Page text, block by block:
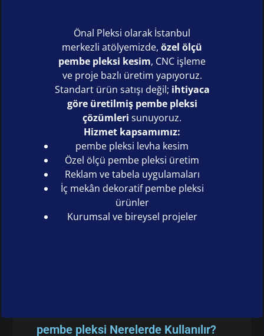
Önal Pleksi olarak İstanbul
merkezli atölyemizde, özel ölçü
pembe pleksi kesim, CNC işleme
ve proje bazlı üretim yapıyoruz.
Standart ürün satışı değil; ihtiyaca
göre üretilmiş pembe pleksi
çözümleri sunuyoruz.
Hizmet kapsamımız:
pembe pleksi levha kesim
Özel ölçü pembe pleksi üretim
Reklam ve tabela uygulamaları
İç mekân dekoratif pembe pleksi
ürünler
Kurumsal ve bireysel projeler